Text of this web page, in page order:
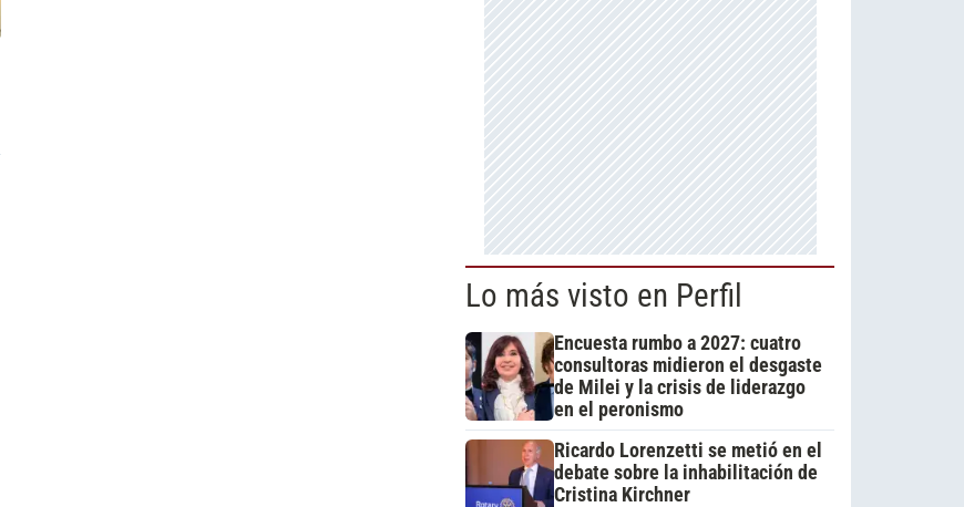
Lo más visto en Perfil
Encuesta rumbo a 2027: cuatro
consultoras midieron el desgaste
de Milei y la crisis de liderazgo
en el peronismo
Ricardo Lorenzetti se metió en el
debate sobre la inhabilitación de
Cristina Kirchner